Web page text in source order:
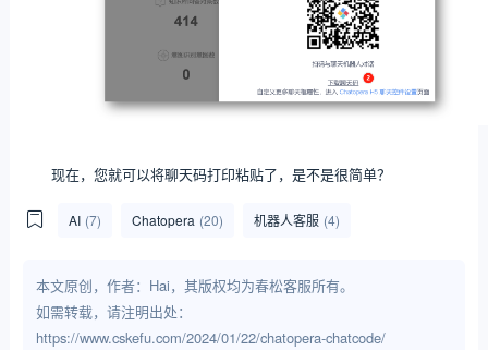
现在，您就可以将聊天码打印粘贴了，是不是很简单？
AI (7) Chatopera (20) 机器人客服 (4)
本文原创，作者：Hai，其版权均为春松客服所有。
如需转载，请注明出处：
https://www.cskefu.com/2024/01/22/chatopera-chatcode/